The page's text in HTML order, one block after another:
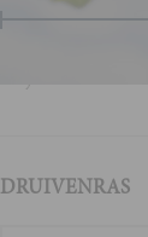
DRUIVENRAS